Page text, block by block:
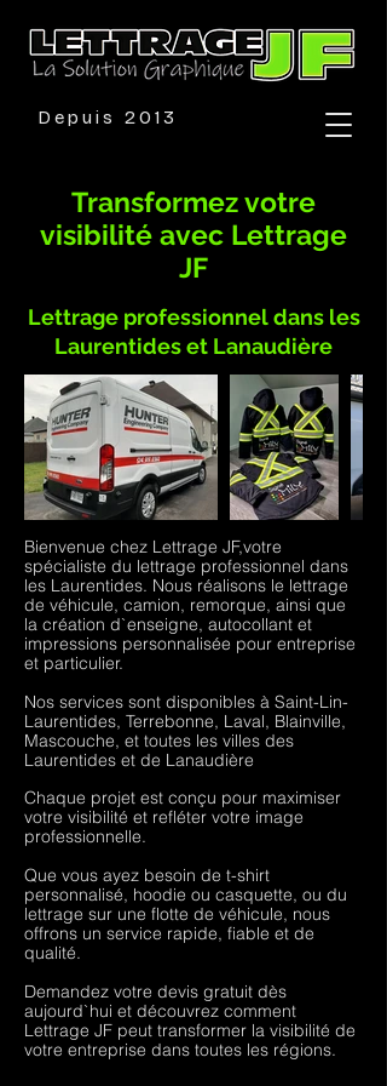
Depuis 2013
Transformez votre
visibilité avec Lettrage
JF
Lettrage professionnel dans les
Laurentides et Lanaudière
Bienvenue chez Lettrage JF,votre
spécialiste du lettrage professionnel dans
les Laurentides. Nous réalisons le lettrage
de véhicule, camion, remorque, ainsi que
la création d`enseigne, autocollant et
impressions personnalisée pour entreprise
et particulier.
Nos services sont disponibles à Saint-Lin-
Laurentides, Terrebonne, Laval, Blainville,
Mascouche, et toutes les villes des
Laurentides et de Lanaudière
Chaque projet est conçu pour maximiser
votre visibilité et refléter votre image
professionnelle.
Que vous ayez besoin de t-shirt
personnalisé, hoodie ou casquette, ou du
lettrage sur une flotte de véhicule, nous
offrons un service rapide, fiable et de
qualité.
Demandez votre devis gratuit dès
aujourd`hui et découvrez comment
Lettrage JF peut transformer la visibilité de
votre entreprise dans toutes les régions.